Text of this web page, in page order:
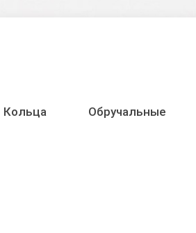
Кольца Обручальные